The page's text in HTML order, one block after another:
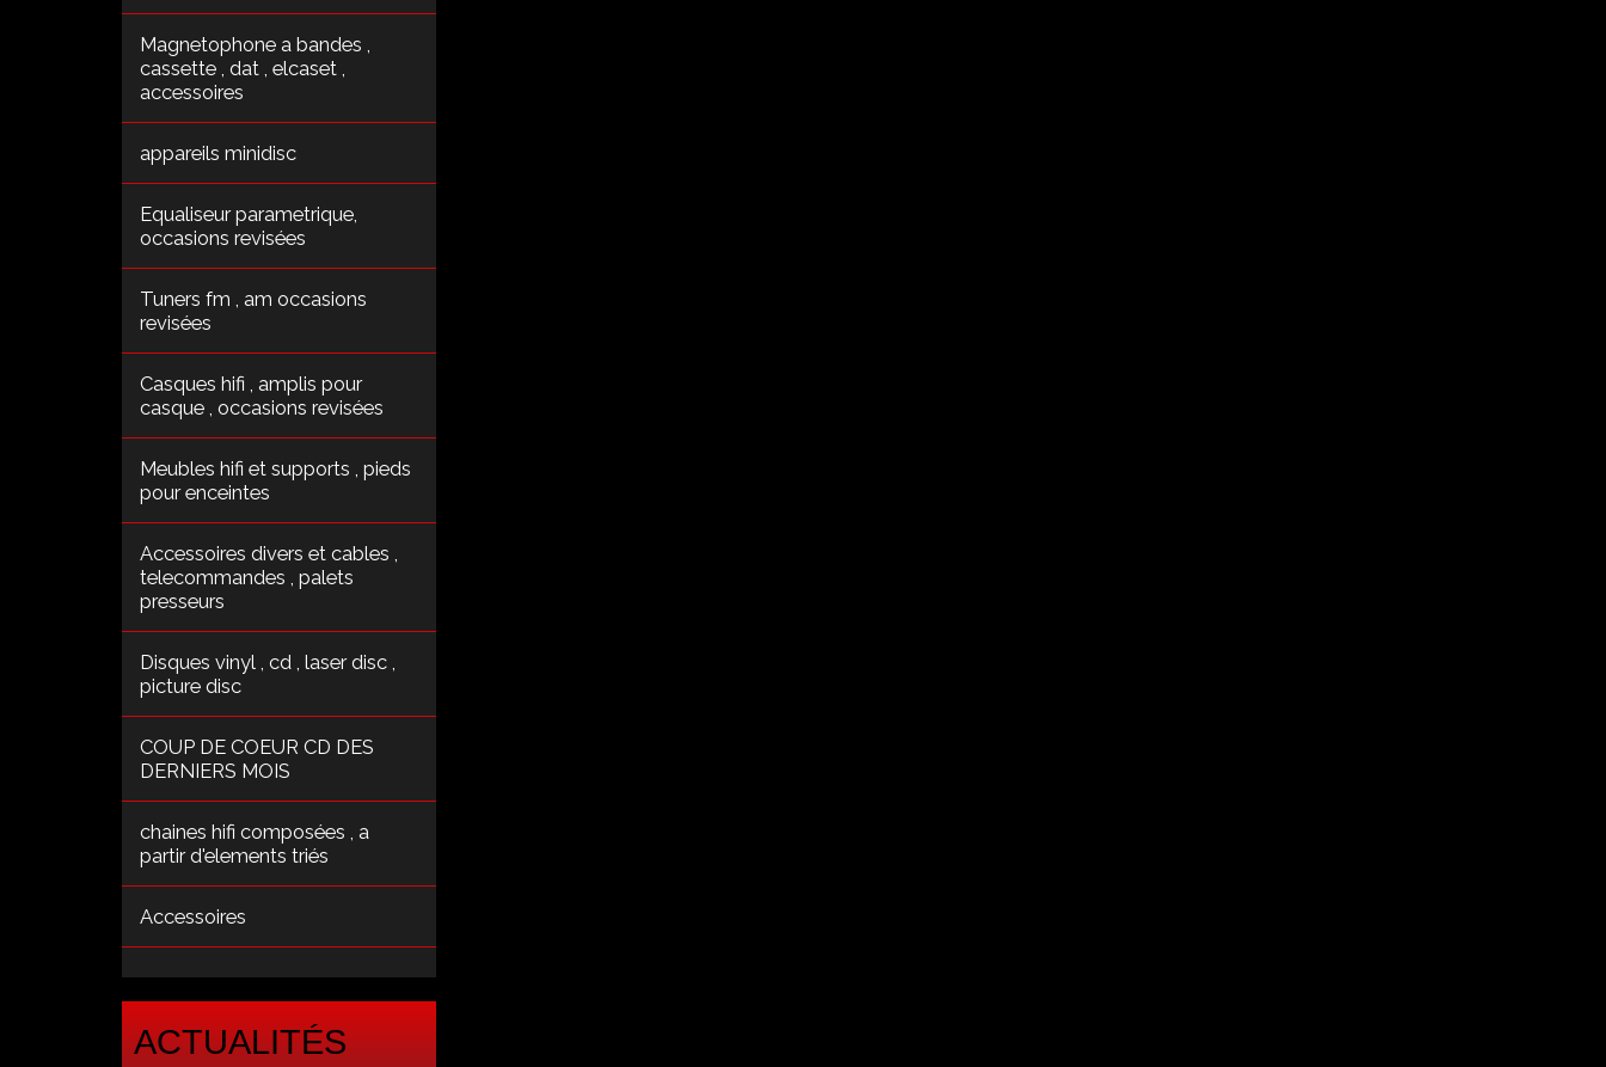
Magnetophone a bandes ,
cassette , dat , elcaset ,
accessoires
appareils minidisc
Equaliseur parametrique,
occasions revisées
Tuners fm , am occasions
revisées
Casques hifi , amplis pour
casque , occasions revisées
Meubles hifi et supports , pieds
pour enceintes
Accessoires divers et cables ,
telecommandes , palets
presseurs
Disques vinyl , cd , laser disc ,
picture disc
COUP DE COEUR CD DES
DERNIERS MOIS
chaines hifi composées , a
partir d'elements triés
Accessoires
ACTUALITÉS